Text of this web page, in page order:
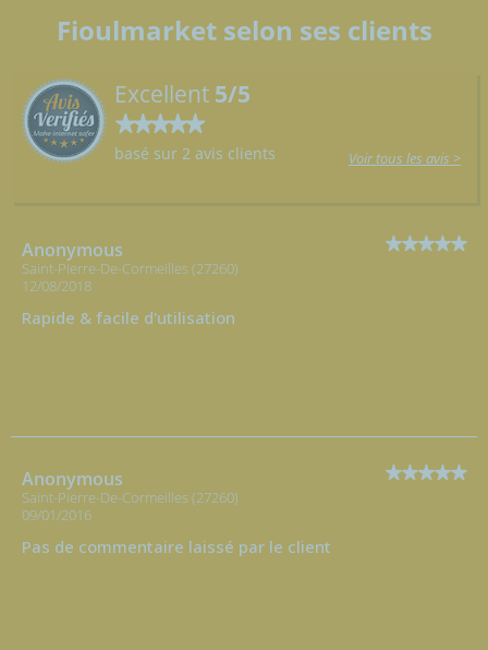
Fioulmarket selon ses clients
Excellent 5/5
basé sur 2 avis clients Voir tous les avis >
Anonymous
Saint-Pierre-De-Cormeilles (27260)
12/08/2018
Rapide & facile d'utilisation
Anonymous
Saint-Pierre-De-Cormeilles (27260)
09/01/2016
Pas de commentaire laissé par le client